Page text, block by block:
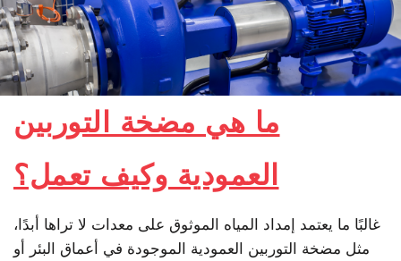
ما هي مضخة التوربين
العمودية وكيف تعمل؟
غالبًا ما يعتمد إمداد المياه الموثوق على معدات لا تراها أبدًا،
مثل مضخة التوربين العمودية الموجودة في أعماق البئر أو